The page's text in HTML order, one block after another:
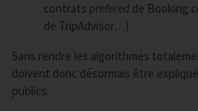
contrats prefered de
de TripAdvisor…)
Sans rendre les algorithmes
doivent donc désormais être
publics.